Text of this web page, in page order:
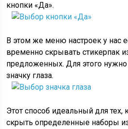
кнопки «Да».
В этом же меню настроек у нас
временно скрывать стикерпак
предложенных. Для этого
значку глаза.
Этот способ идеальный для тех,
скрыть определенные наборы